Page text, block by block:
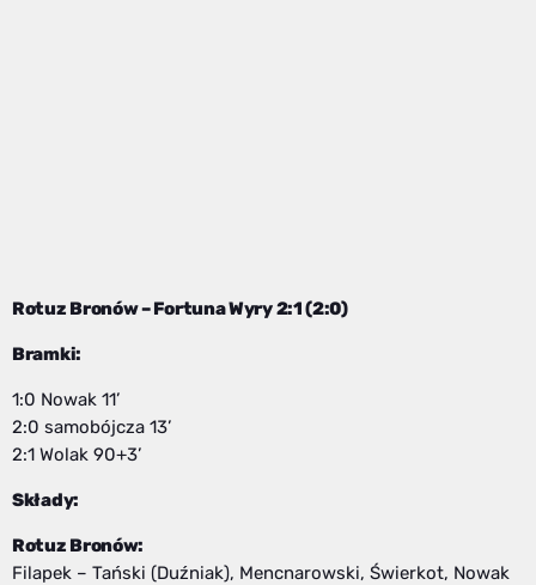
Rotuz Bronów – Fortuna Wyry 2:1 (2:0)
Bramki:
1:0 Nowak 11’
2:0 samobójcza 13’
2:1 Wolak 90+3’
Składy:
Rotuz Bronów:
Filapek – Tański (Duźniak), Mencnarowski, Świerkot, Nowak